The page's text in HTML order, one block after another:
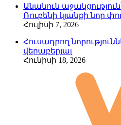
Անանուն
Ռուբենի կյանքի նոր
Հուլիսի 7, 2026
Հուսադրող
վերաբերյալ
Հունիսի 18, 2026